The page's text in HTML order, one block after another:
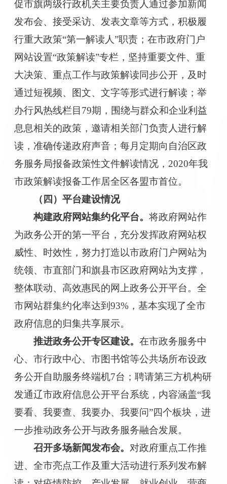
促市旗两级行政机关主要负责人通过参加新闻
发布会、接受采访、发表文章等方式，积极履
行重大政策“第一解读人”职责；在市政府门户
网站设置“政策解读”专栏，坚持重要文件、重
大决策、重点工作与政策解读同步公开，及时
通过短视频、图文、文字等形式进行解读；举
办行风热线栏目79期，围绕与群众和企业利益
息息相关的政策，邀请相关部门负责人进行解
读，准确传递政府声音； 每月定期向自治区政
务服务局报备政策性文件解读情况， 2020年我
市政策解读报备工作居全区各盟市首位。
（四）平台建设情况
构建政府网站集约化平台。将政府网站作
为政务公开的第一平台，充分发挥政府网站权
威性、时效性，努力打造以市政府门户网站为
统领、市直部门和旗县市区政府网站为支撑，
整体联动、高效惠民的网上政务公开平台。全
市网站群集约化率达到 93%，基本实现了全市
政府信息的归集共享展示。
推进政务公开专区建设。在市政务服务中
心、市行政中心、市图书馆等公共场所布设政
务公开自助服务终端机7台；聘请第三方机构研
发通辽市政府信息公开平台系统，内容涵盖“我
要看、我要查、我要办、我要问”四个板块，进
一步推动政务公开与政务服务融合发展。
召开多场新闻发布会。 对政府重点工作推
进、全市亮点工作及重大活动进行系列发布解